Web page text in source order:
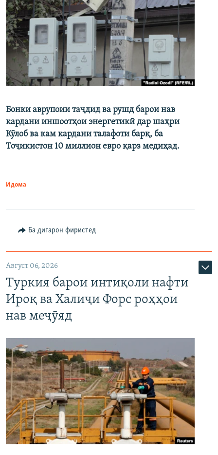
Бонки аврупоии таҷдид ва рушд барои нав
кардани иншоотҳои энергетикӣ дар шаҳри
Кӯлоб ва кам кардани талафоти барқ, ба
Тоҷикистон 10 миллион евро қарз медиҳад.
Идома
Ба дигарон фиристед
Август 06, 2026
Туркия барои интиқоли нафти
Ироқ ва Халиҷи Форс роҳҳои
нав меҷӯяд